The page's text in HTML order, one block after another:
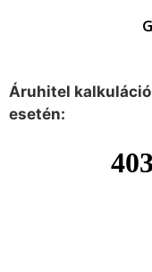
Áruhitel
esetén: